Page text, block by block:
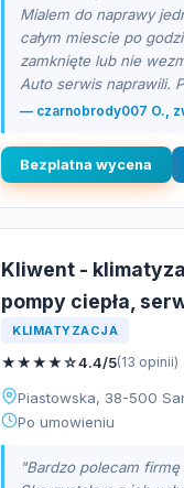
Mialem do naprawy
całym miescie po
zamknięte lub nie
Auto serwis naprawili.
— czarnobrody007 O.,
Bezplatna wycena
Kliwent -
pompy ciepła,
KLIMATYZACJA
★★★★☆4.4/5(13 opinii)
Piastowska, 38-500
Po umowieniu
"Bardzo polecam firmę